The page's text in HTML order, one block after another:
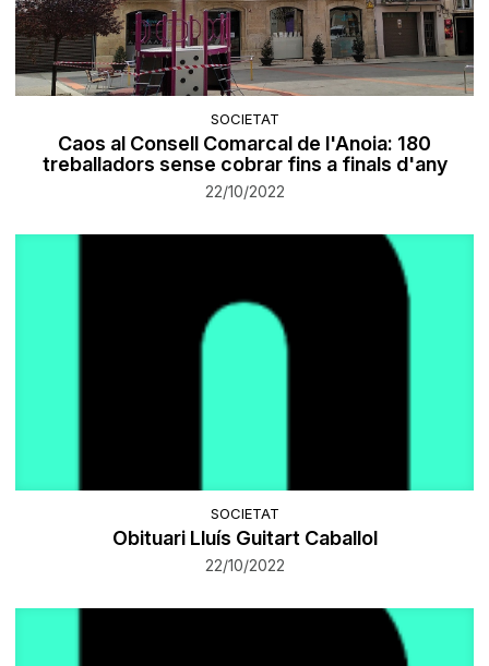
SOCIETAT
Caos al Consell Comarcal de l'Anoia: 180
treballadors sense cobrar fins a finals d'any
22/10/2022
SOCIETAT
Obituari Lluís Guitart Caballol
22/10/2022